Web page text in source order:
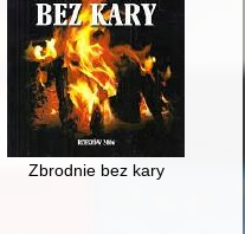
w diecezji
Zbrodnie bez kary